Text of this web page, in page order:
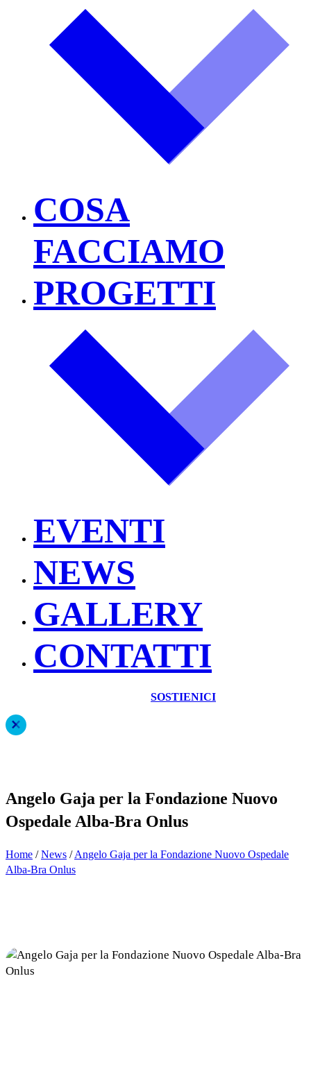
COSA
FACCIAMO
PROGETTI
EVENTI
NEWS
GALLERY
CONTATTI
SOSTIENICI
Angelo Gaja per la Fondazione Nuovo
Ospedale Alba-Bra Onlus
Home /News /Angelo Gaja per la Fondazione Nuovo Ospedale
Alba-Bra Onlus